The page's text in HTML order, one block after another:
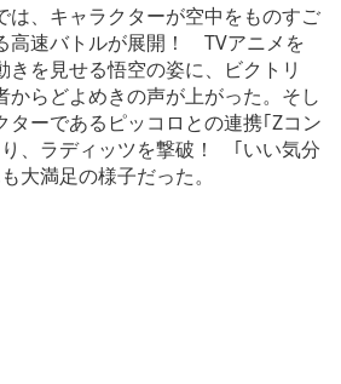
は、キャラクターが空中をものすご
高速バトルが展開！ TVアニメを
きを見せる悟空の姿に、ビクトリ
からどよめきの声が上がった。そし
ターであるピッコロとの連携｢Zコン
、ラディッツを撃破！ ｢いい気分
大満足の様子だった。